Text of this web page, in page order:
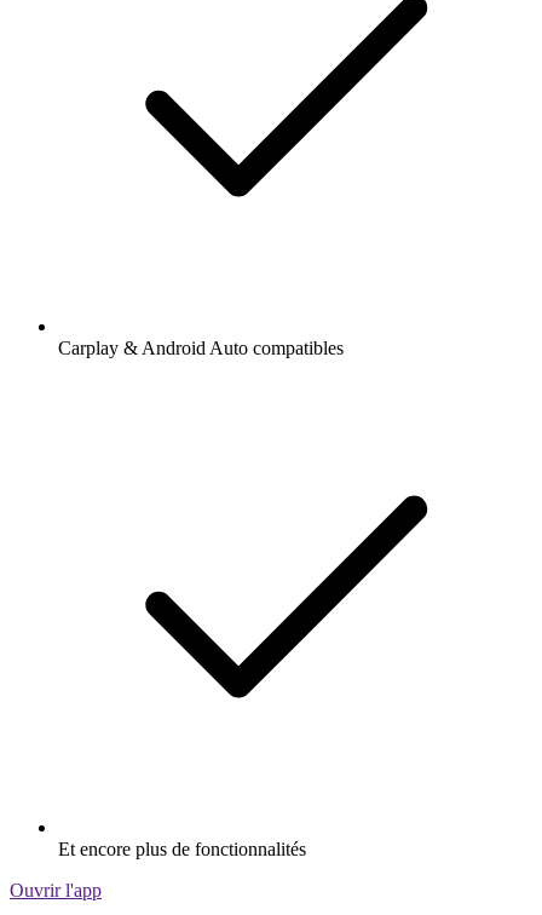
Carplay & Android Auto compatibles
Et encore plus de fonctionnalités
Ouvrir l'app